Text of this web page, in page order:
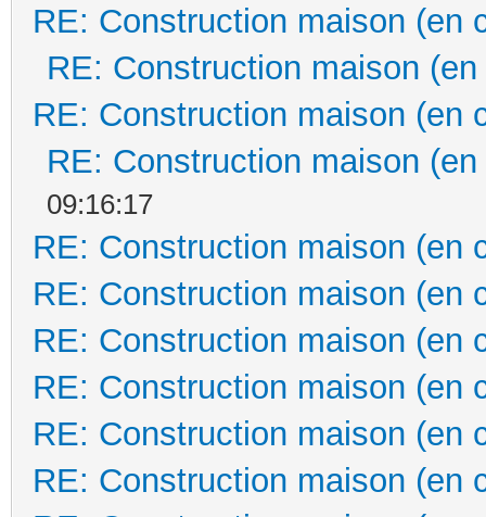
RE: Construction maison (en
RE: Construction maison
RE: Construction maison (en
RE: Construction maison
09:16:17
RE: Construction maison (en
RE: Construction maison (en
RE: Construction maison (en
RE: Construction maison (en
RE: Construction maison (en
RE: Construction maison (en